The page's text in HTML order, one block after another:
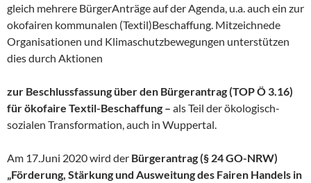
gleich mehrere BürgerAnträge auf der Agenda, u.a. auch ein zur
okofairen kommunalen (Textil)Beschaffung. Mitzeichnede
Organisationen und Klimaschutzbewegungen unterstützen
dies durch Aktionen
zur Beschlussfassung über den Bürgerantrag (TOP Ö 3.16)
für ökofaire Textil-Beschaffung – als Teil der ökologisch-
sozialen Transformation, auch in Wuppertal.
Am 17.Juni 2020 wird der Bürgerantrag (§ 24 GO-NRW)
„Förderung, Stärkung und Ausweitung des Fairen Handels in